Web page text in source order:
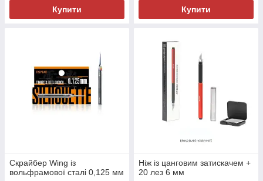
Купити Купити
Скрайбер Wing із
вольфрамової сталі 0,125 мм
Ніж із цанговим затискачем +
20 лез 6 мм